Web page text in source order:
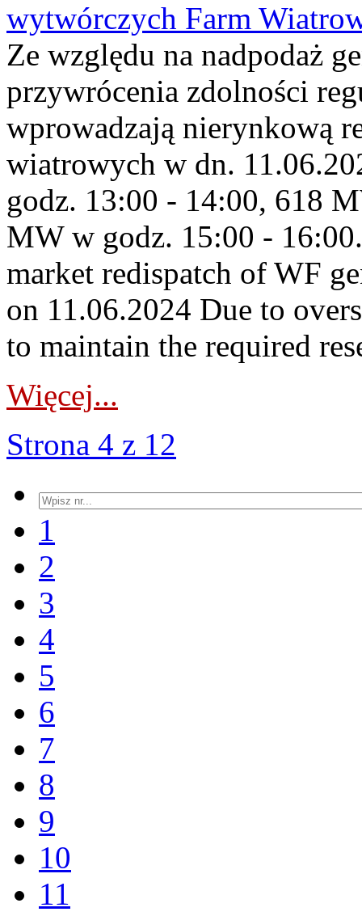
wytwórczych Farm
Ze względu na nadpodaż
przywrócenia zdolności
wprowadzają nierynkową
wiatrowych w dn.
godz. 13:00 - 14:00, 618
MW w godz. 15:00 -
market redispatch of WF
on 11.06.2024 Due to
to maintain the required
Więcej...
Strona 4 z 12
1
2
3
4
5
6
7
8
9
10
11